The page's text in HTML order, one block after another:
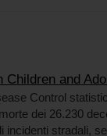
and
Control
dei 26.230
stradali,